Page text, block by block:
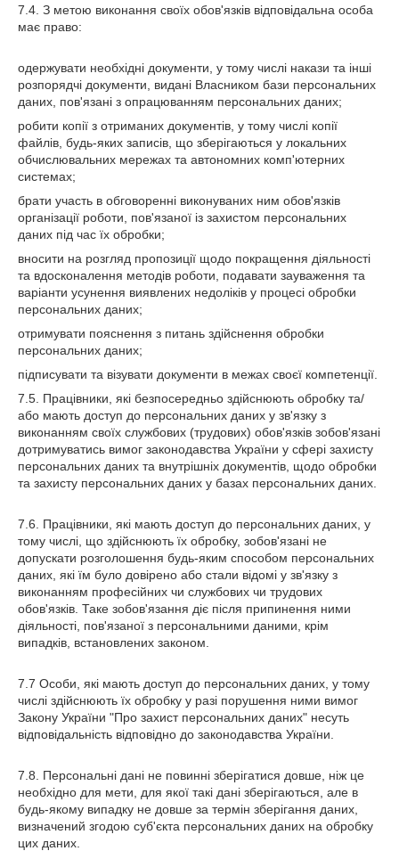
7.4. З метою виконання своїх обов'язків відповідальна особа
має право:
одержувати необхідні документи, у тому числі накази та інші
розпорядчі документи, видані Власником бази персональних
даних, пов'язані з опрацюванням персональних даних;
робити копії з отриманих документів, у тому числі копії
файлів, будь-яких записів, що зберігаються у локальних
обчислювальних мережах та автономних комп'ютерних
системах;
брати участь в обговоренні виконуваних ним обов'язків
організації роботи, пов'язаної із захистом персональних
даних під час їх обробки;
вносити на розгляд пропозиції щодо покращення діяльності
та вдосконалення методів роботи, подавати зауваження та
варіанти усунення виявлених недоліків у процесі обробки
персональних даних;
отримувати пояснення з питань здійснення обробки
персональних даних;
підписувати та візувати документи в межах своєї компетенції.
7.5. Працівники, які безпосередньо здійснюють обробку та/
або мають доступ до персональних даних у зв'язку з
виконанням своїх службових (трудових) обов'язків зобов'язані
дотримуватись вимог законодавства України у сфері захисту
персональних даних та внутрішніх документів, щодо обробки
та захисту персональних даних у базах персональних даних.
7.6. Працівники, які мають доступ до персональних даних, у
тому числі, що здійснюють їх обробку, зобов'язані не
допускати розголошення будь-яким способом персональних
даних, які їм було довірено або стали відомі у зв'язку з
виконанням професійних чи службових чи трудових
обов'язків. Таке зобов'язання діє після припинення ними
діяльності, пов'язаної з персональними даними, крім
випадків, встановлених законом.
7.7 Особи, які мають доступ до персональних даних, у тому
числі здійснюють їх обробку у разі порушення ними вимог
Закону України "Про захист персональних даних" несуть
відповідальність відповідно до законодавства України.
7.8. Персональні дані не повинні зберігатися довше, ніж це
необхідно для мети, для якої такі дані зберігаються, але в
будь-якому випадку не довше за термін зберігання даних,
визначений згодою суб'єкта персональних даних на обробку
цих даних.